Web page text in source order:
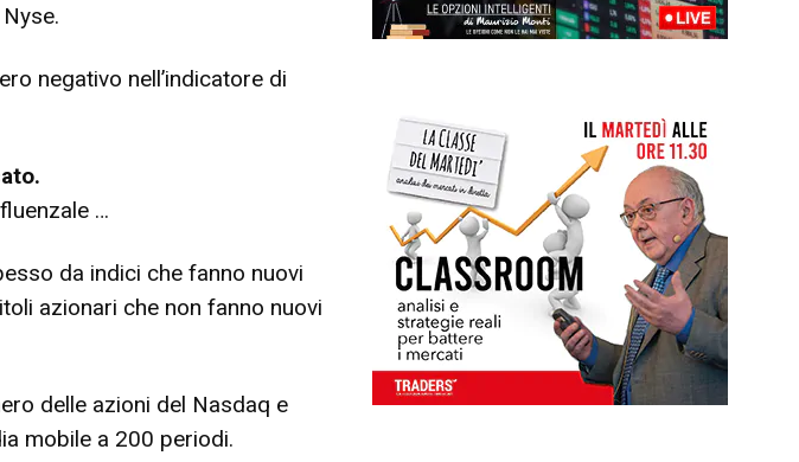
negativo nell’indicatore di
…
da indici che fanno nuovi
azionari che non fanno nuovi
delle azioni del Nasdaq e
mobile a 200 periodi.